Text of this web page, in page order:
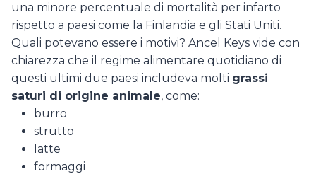
una minore percentuale di mortalità per infarto
rispetto a paesi come la Finlandia e gli Stati Uniti.
Quali potevano essere i motivi? Ancel Keys vide con
chiarezza che il regime alimentare quotidiano di
questi ultimi due paesi includeva molti grassi
saturi di origine animale, come:
burro
strutto
latte
formaggi